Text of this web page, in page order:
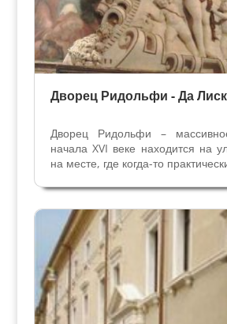
Дворец Ридольфи - Да
Дворец Ридольфи –
начала XVI веке находится на
на месте, где когда-то
Лиска, перестроили здание в
веке: оно было значительно
надстроен...
Виллы и дворцы
Скрытая Верона